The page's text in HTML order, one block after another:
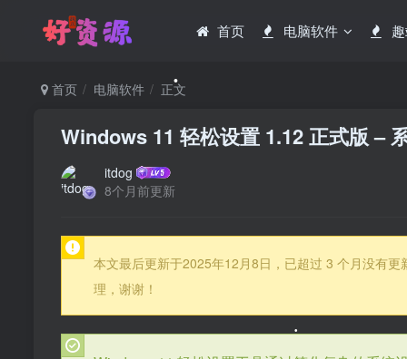
首页 电脑软件
首页 电脑软件 正文
Windows 11 轻松设置 1.12 正式版 –
itdog
8个月前更新
本文最后更新于2025年12月8日，已超过 3 个月没有
理，谢谢！